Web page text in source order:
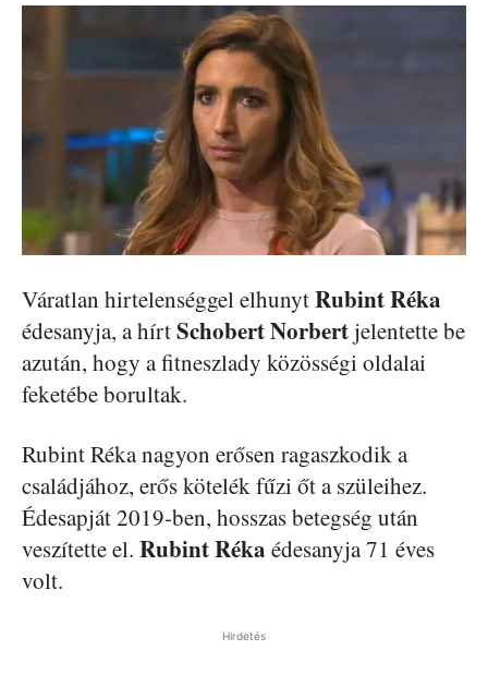
Váratlan hirtelenséggel elhunytRubint Réka
édesanyja, a hírtSchobert Norbertjelentette be
azután, hogy a fitneszlady közösségi oldalai
feketébe borultak.
Rubint Réka nagyon erősen ragaszkodik a
családjához, erős kötelék fűzi őt a szüleihez.
Édesapját 2019-ben, hosszas betegség után
veszítette el. Rubint Réka édesanyja 71 éves
volt.
Hirdetés